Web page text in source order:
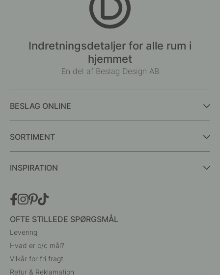
Indretningsdetaljer for alle rum i
hjemmet
En del af Beslag Design AB
BESLAG ONLINE
SORTIMENT
INSPIRATION
OFTE STILLEDE SPØRGSMÅL
Levering
Hvad er c/c mål?
Vilkår for fri fragt
Retur & Reklamation